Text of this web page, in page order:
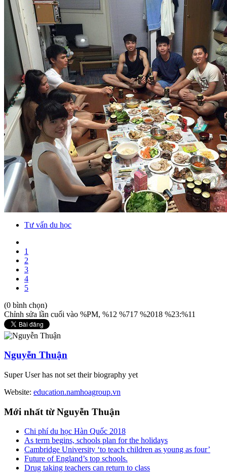
Tư vấn du học
1
2
3
4
5
(0 bình chọn)
Chỉnh sửa lần cuối vào %PM, %12 %717 %2018 %23:%11
Nguyễn Thuận
Super User has not set their biography yet
Website: education.namhoagroup.vn
Mới nhất từ Nguyễn Thuận
Chi phí du học Hàn Quốc 2018
As term begins, schools plan for the holidays
Cambridge University ‘to teach children as young as four’
Future of England’s top schools.
Drug taking teachers can return to class